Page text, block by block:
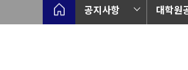
공지사항 대학원